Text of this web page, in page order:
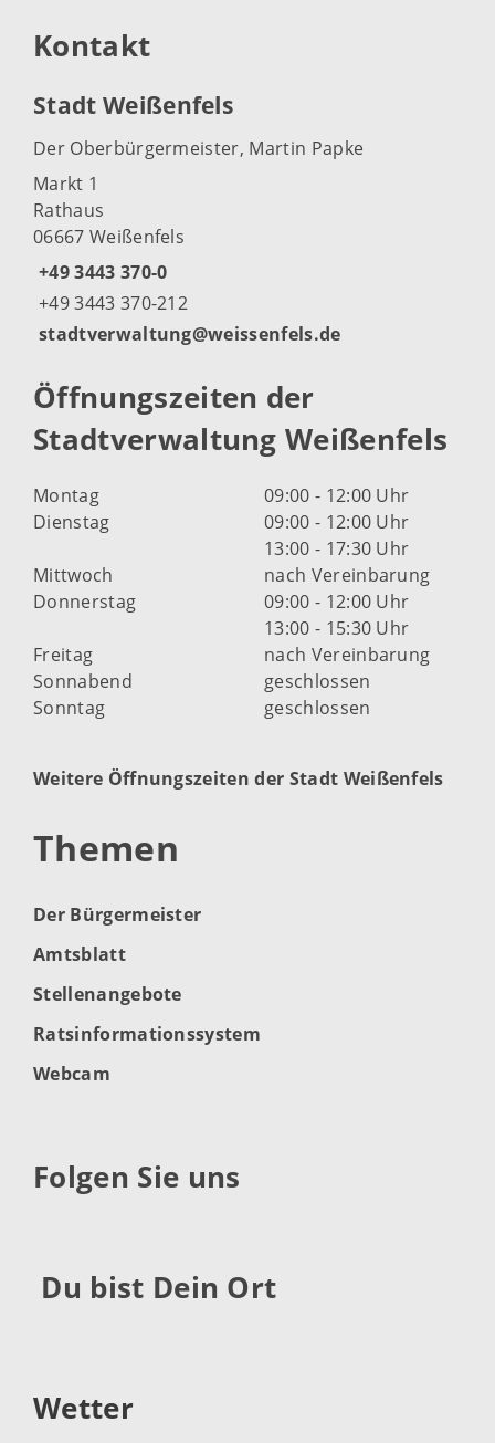
Kontakt
Stadt Weißenfels
Der Oberbürgermeister, Martin Papke
Markt 1
Rathaus
06667 Weißenfels
+49 3443 370-0
+49 3443 370-212
stadtverwaltung@weissenfels.de
Öffnungszeiten der
Stadtverwaltung Weißenfels
Montag
09:00 - 12:00 Uhr
Dienstag
09:00 - 12:00 Uhr
13:00 - 17:30 Uhr
Mittwoch
nach Vereinbarung
Donnerstag
09:00 - 12:00 Uhr
13:00 - 15:30 Uhr
Freitag
nach Vereinbarung
Sonnabend
geschlossen
Sonntag
geschlossen
Weitere Öffnungszeiten der Stadt Weißenfels
Themen
Der Bürgermeister
Amtsblatt
Stellenangebote
Ratsinformationssystem
Webcam
Folgen Sie uns
Du bist Dein Ort
Wetter